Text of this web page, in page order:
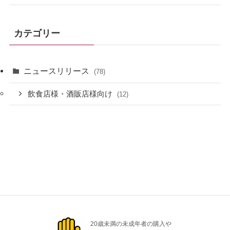
カテゴリー
ニュースリリース (78)
飲食店様・酒販店様向け (12)
20歳未満の未成年者の購入や